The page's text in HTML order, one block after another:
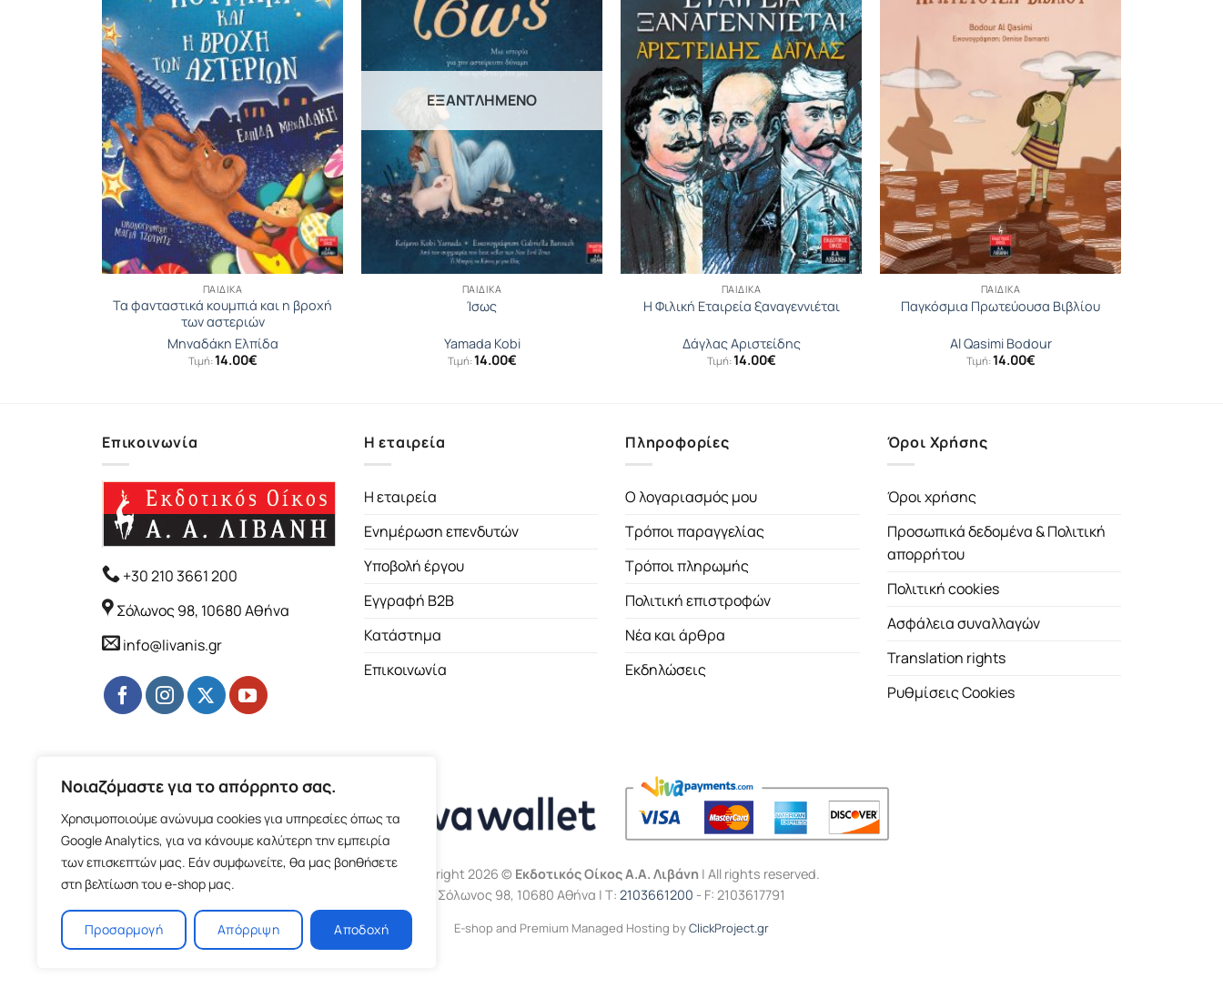
Νοιαζόμαστε για το απόρρητο σας.
Χρησιμοποιούμε ανώνυμα cookies για υπηρεσίες όπως τα
Google Analytics, για να κάνουμε καλύτερη την εμπειρία
των επισκεπτών μας. Εάν συμφωνείτε, θα μας βοηθήσετε
στη βελτίωση του e-shop μας.
Προσαρμογή Απόρριψη Αποδοχή
ΠΑΙΔΙΚΆ
Τα φανταστικά κουμπιά και η βροχή
των αστεριών
Μηναδάκη Ελπίδα
Τιμή:14.00€
ΕΞΑΝΤΛΗΜΈΝΟ
ΠΑΙΔΙΚΆ
Ίσως
Yamada Kobi
Τιμή:14.00€
ΠΑΙΔΙΚΆ
Η Φιλική Εταιρεία ξαναγεννιέται
Δάγλας Αριστείδης
Τιμή:14.00€
ΠΑΙΔΙΚΆ
Παγκόσµια Πρωτεύουσα Βιβλίου
Al Qasimi Bodour
Τιμή:14.00€
Επικοινωνία
+30 210 3661 200
Σόλωνος 98, 10680 Αθήνα
info@livanis.gr
Η εταιρεία
Η εταιρεία
Ενημέρωση επενδυτών
Υποβολή έργου
Εγγραφή B2B
Κατάστημα
Επικοινωνία
Πληροφορίες
Ο λογαριασμός μου
Τρόποι παραγγελίας
Τρόποι πληρωμής
Πολιτική επιστροφών
Νέα και άρθρα
Εκδηλώσεις
Όροι Χρήσης
Όροι χρήσης
Προσωπικά δεδομένα & Πολιτική
απορρήτου
Πολιτική cookies
Ασφάλεια συναλλαγών
Translation rights
Ρυθμίσεις Cookies
Copyright 2026 © Εκδοτικός Οίκος Α.Α. Λιβάνη | All rights reserved.
Σόλωνος 98, 10680 Αθήνα | Τ: 2103661200 - F: 2103617791
E-shop and Premium Managed Hosting byClickProject.gr